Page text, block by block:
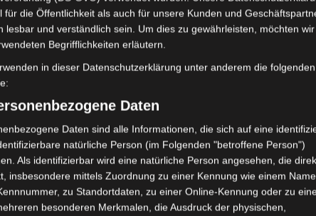
die Erzählung weiter, sie
solidarisch mit ihm/ihr und warten
gilt die Regel, dass je
war, sich die Zuhörer umso
mit
Kernthese, die lautet: „Zuhörende
passive Rolle beim Erzählen. Es
sie eine wesentlich aktivere Rolle
Meditation
Systemische
Trauma
Verkörperung
für die Öffentlichkeit als auch für unsere Kunden und
lesbar und verständlich sein. Um dies zu gewährleisten, möchten
Begrifflichkeiten erläutern.
in dieser Datenschutzerklärung unter anderem die folgenden
Daten
Daten sind alle Informationen, die sich auf eine
natürliche Person (im Folgenden "betroffene Person")
Als identifizierbar wird eine natürliche Person angesehen, die
insbesondere mittels Zuordnung zu einer Kennung wie einem
zu Standortdaten, zu einer Online-Kennung oder zu
besonderen Merkmalen, die Ausdruck der physischen,